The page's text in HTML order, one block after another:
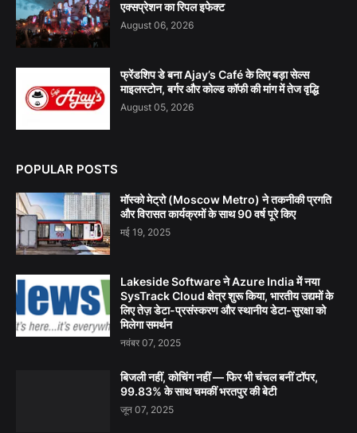
एक्सप्रेशन का रिपल इफेक्ट
August 06, 2026
फ्रेंडशिप डे बना Ajay’s Café के लिए बड़ा सेल्स
माइलस्टोन, बर्गर और कोल्ड कॉफी की मांग में तेज वृद्धि
August 05, 2026
POPULAR POSTS
मॉस्को मेट्रो (Moscow Metro) ने तकनीकी प्रगति
और विरासत कार्यक्रमों के साथ 90 वर्ष पूरे किए
मई 19, 2025
Lakeside Software ने Azure India में नया
SysTrack Cloud क्षेत्र शुरू किया, भारतीय उद्यमों के
लिए तेज़ डेटा-प्रसंस्करण और स्थानीय डेटा-सुरक्षा को
मिलेगा समर्थन
नवंबर 07, 2025
बिजली नहीं, कोचिंग नहीं — फिर भी चंचल बनीं टॉपर,
99.83% के साथ चमकीं भरतपुर की बेटी
जून 07, 2025